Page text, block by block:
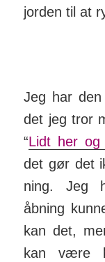
jorden til at
Jeg har
det jeg tror
“Lidt her og
det gør det
ning. Jeg
åbning
kan det,
kan være